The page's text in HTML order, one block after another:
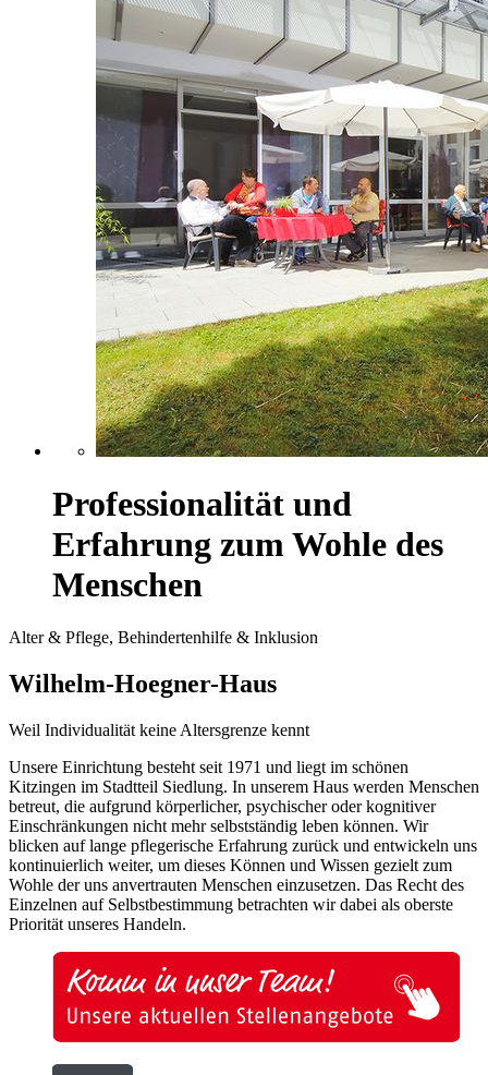
Professionalität und
Erfahrung zum Wohle des
Menschen
Alter & Pflege, Behindertenhilfe & Inklusion
Wilhelm-Hoegner-Haus
Weil Individualität keine Altersgrenze kennt
Unsere Einrichtung besteht seit 1971 und liegt im schönen
Kitzingen im Stadtteil Siedlung. In unserem Haus werden Menschen
betreut, die aufgrund körperlicher, psychischer oder kognitiver
Einschränkungen nicht mehr selbstständig leben können. Wir
blicken auf lange pflegerische Erfahrung zurück und entwickeln uns
kontinuierlich weiter, um dieses Können und Wissen gezielt zum
Wohle der uns anvertrauten Menschen einzusetzen. Das Recht des
Einzelnen auf Selbstbestimmung betrachten wir dabei als oberste
Priorität unseres Handeln.